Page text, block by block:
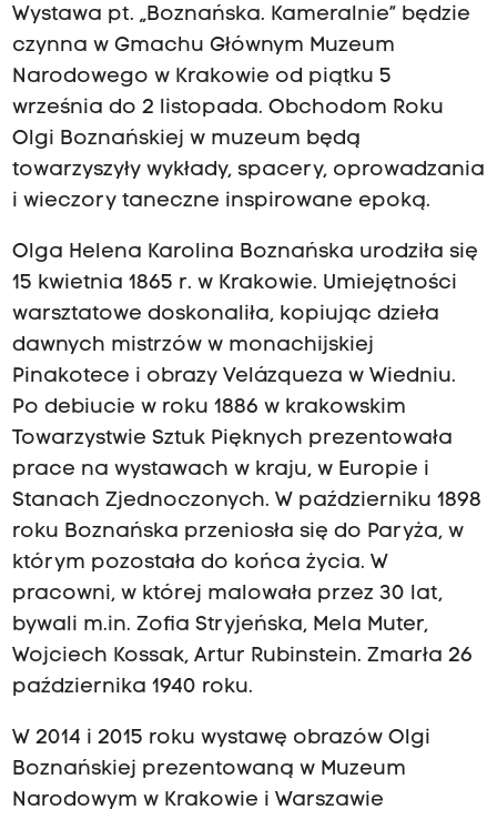
Wystawa pt. „Boznańska. Kameralnie” będzie
czynna w Gmachu Głównym Muzeum
Narodowego w Krakowie od piątku 5
września do 2 listopada. Obchodom Roku
Olgi Boznańskiej w muzeum będą
towarzyszyły wykłady, spacery, oprowadzania
i wieczory taneczne inspirowane epoką.
Olga Helena Karolina Boznańska urodziła się
15 kwietnia 1865 r. w Krakowie. Umiejętności
warsztatowe doskonaliła, kopiując dzieła
dawnych mistrzów w monachijskiej
Pinakotece i obrazy Velázqueza w Wiedniu.
Po debiucie w roku 1886 w krakowskim
Towarzystwie Sztuk Pięknych prezentowała
prace na wystawach w kraju, w Europie i
Stanach Zjednoczonych. W październiku 1898
roku Boznańska przeniosła się do Paryża, w
którym pozostała do końca życia. W
pracowni, w której malowała przez 30 lat,
bywali m.in. Zofia Stryjeńska, Mela Muter,
Wojciech Kossak, Artur Rubinstein. Zmarła 26
października 1940 roku.
W 2014 i 2015 roku wystawę obrazów Olgi
Boznańskiej prezentowaną w Muzeum
Narodowym w Krakowie i Warszawie